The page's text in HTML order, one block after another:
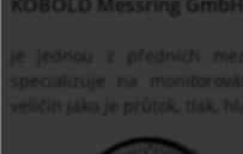
je jednou z předních
specializuje na
veličin jako je průtok, tlak,